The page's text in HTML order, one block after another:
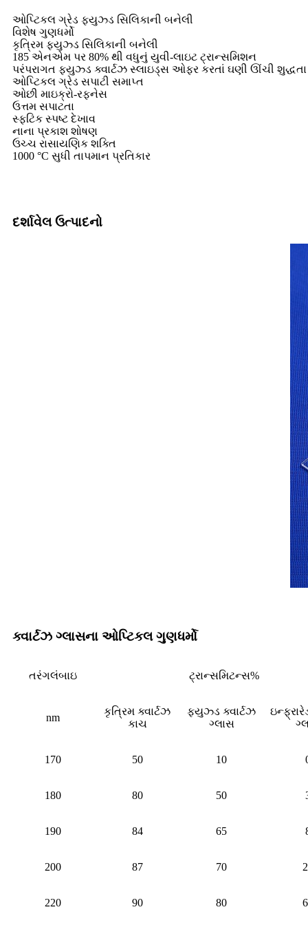
ઓપ્ટિકલ ગ્રેડ ફ્યુઝ્ડ સિલિકાની બનેલી
વિશેષ ગુણધર્મો
કૃત્રિમ ફ્યુઝ્ડ સિલિકાની બનેલી
185 એનએમ પર 80% થી વધુનું યુવી-લાઇટ ટ્રાન્સમિશન
પરંપરાગત ફ્યુઝ્ડ ક્વાર્ટઝ સ્લાઇડ્સ ઓફર કરતાં ઘણી ઊંચી
ઓપ્ટિકલ ગ્રેડ સપાટી સમાપ્ત
ઓછી માઇક્રો-રફનેસ
ઉત્તમ સપાટતા
સ્ફટિક સ્પષ્ટ દેખાવ
નાના પ્રકાશ શોષણ
ઉચ્ચ રાસાયણિક શક્તિ
1000 °C સુધી તાપમાન પ્રતિકાર
દર્શાવેલ ઉત્પાદનો
ક્વાર્ટઝ ગ્લાસના ઓપ્ટિકલ ગુણધર્મો
તરંગલંબાઇ ટ્રાન્સમિટન્સ%
nm
કૃત્રિમ ક્વાર્ટઝ
કાચ
ફ્યુઝ્ડ ક્વાર્ટઝ
ગ્લાસ
170 50 10
180 80 50
190 84 65
200 87 70
220 90 80